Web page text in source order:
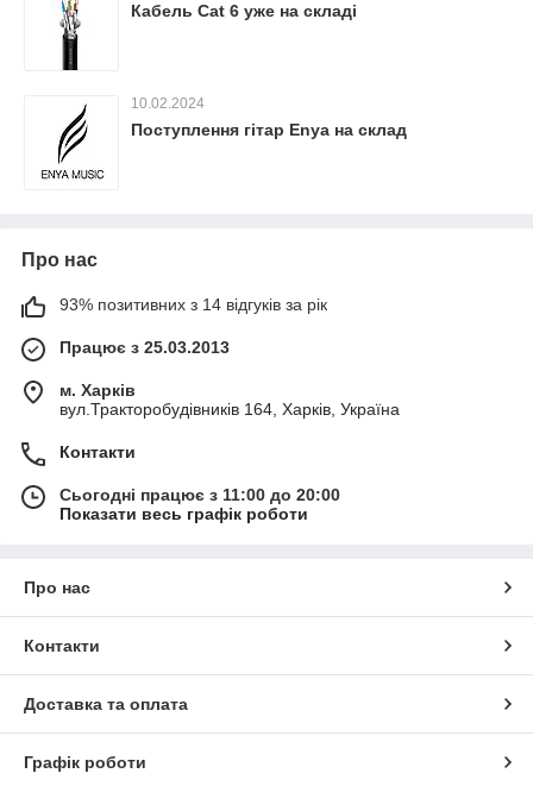
Кабель Cat 6 уже на складі
10.02.2024
Поступлення гітар Enya на склад
Про нас
93% позитивних з 14 відгуків за рік
Працює з 25.03.2013
м. Харків
вул.Тракторобудівників 164, Харків, Україна
Контакти
Сьогодні працює з 11:00 до 20:00
Показати весь графік роботи
Про нас
Контакти
Доставка та оплата
Графік роботи